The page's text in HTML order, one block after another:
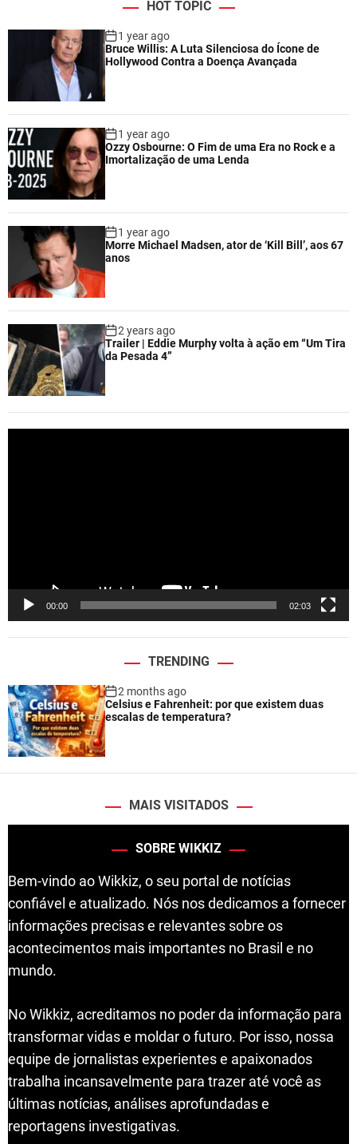
HOT TOPIC
1 year ago
Bruce Willis: A Luta Silenciosa do Ícone de
Hollywood Contra a Doença Avançada
1 year ago
Ozzy Osbourne: O Fim de uma Era no Rock e a
Imortalização de uma Lenda
1 year ago
Morre Michael Madsen, ator de ‘Kill Bill’, aos 67
anos
2 years ago
Trailer | Eddie Murphy volta à ação em “Um Tira
da Pesada 4”
00:00 02:03
TRENDING
2 months ago
Celsius e Fahrenheit: por que existem duas
escalas de temperatura?
MAIS VISITADOS
SOBRE WIKKIZ
Bem-vindo ao Wikkiz, o seu portal de notícias
confiável e atualizado. Nós nos dedicamos a fornecer
informações precisas e relevantes sobre os
acontecimentos mais importantes no Brasil e no
mundo.
No Wikkiz, acreditamos no poder da informação para
transformar vidas e moldar o futuro. Por isso, nossa
equipe de jornalistas experientes e apaixonados
trabalha incansavelmente para trazer até você as
últimas notícias, análises aprofundadas e
reportagens investigativas.